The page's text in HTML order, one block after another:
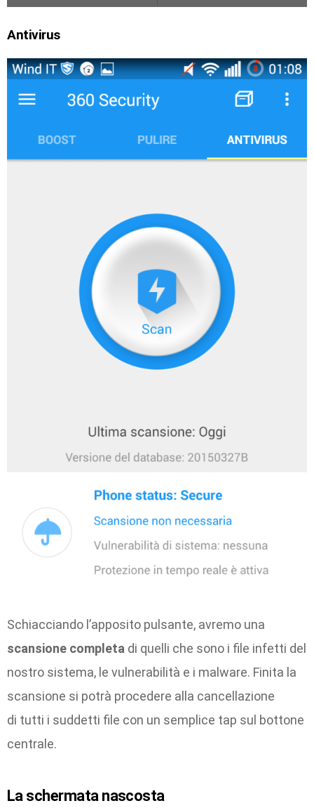
Antivirus
Schiacciando l’apposito pulsante, avremo una
scansione completa di quelli che sono i file infetti del
nostro sistema, le vulnerabilità e i malware. Finita la
scansione si potrà procedere alla cancellazione
di tutti i suddetti file con un semplice tap sul bottone
centrale.
La schermata nascosta